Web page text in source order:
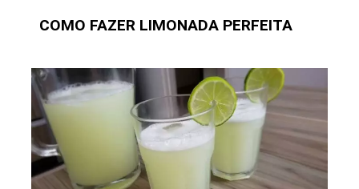
Massas
Lanches
Pães
COMO FAZER LIMONADA PERFEITA